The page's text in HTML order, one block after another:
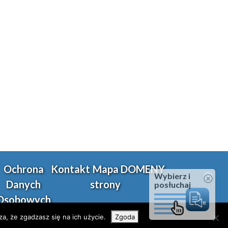
Ochrona
Danych
Kontakt Mapa
strony
DOMENY
że zgadzasz się na ich użycie. Zgoda
Wybierz i
posłuchaj